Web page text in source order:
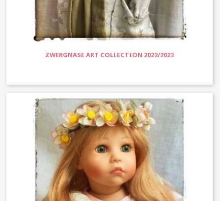
ZWERGNASE ART COLLECTION 2022/2023